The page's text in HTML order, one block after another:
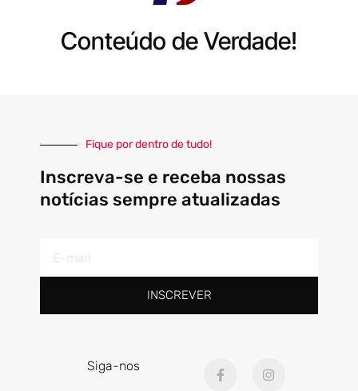
Conteúdo de Verdade!
Fique por dentro de tudo!
Inscreva-se e receba nossas
notícias sempre atualizadas
mail
INSCREVER
Siga-nos
a
n